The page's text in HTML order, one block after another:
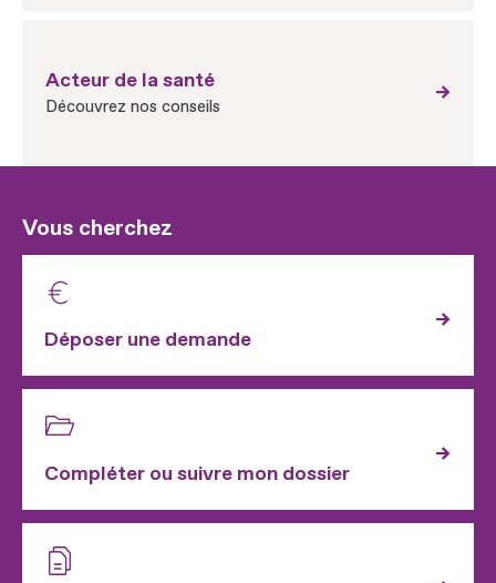
Acteur de la santé
Découvrez nos conseils
Vous cherchez
Déposer une demande
Compléter ou suivre mon dossier